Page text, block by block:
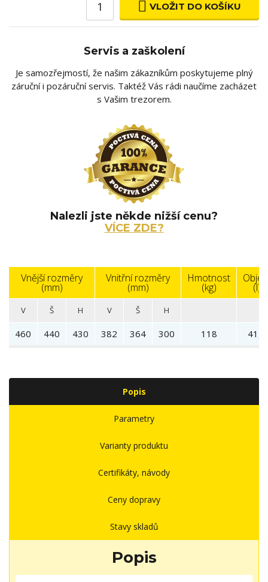
VLOŽIT DO KOŠÍKU
Servis a zaškolení
Je samozřejmostí, že našim zákazníkům poskytujeme plný
záruční i pozáruční servis. Taktéž Vás rádi naučíme zacházet
s Vašim trezorem.
Nalezli jste někde nižší cenu?
VÍCE ZDE?
Vnější rozměry
(mm)
Vnitřní rozměry
(mm)
Hmotnost
(kg) (l)
V Š H V Š H
460 440 430 382 364 300 118 41,5
Popis
Parametry
Varianty produktu
Certifikáty, návody
Ceny dopravy
Stavy skladů
Popis